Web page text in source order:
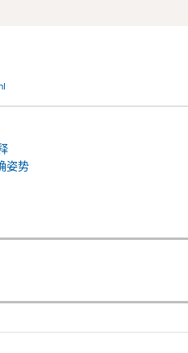
姿势